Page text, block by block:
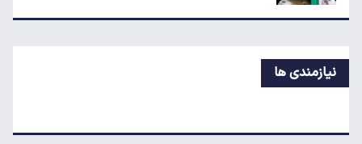
قیمت جدید دام زنده در بازار
قیمت گوشی سامسونگ، شیائومی و آیفون امروز
نیازمندی ها